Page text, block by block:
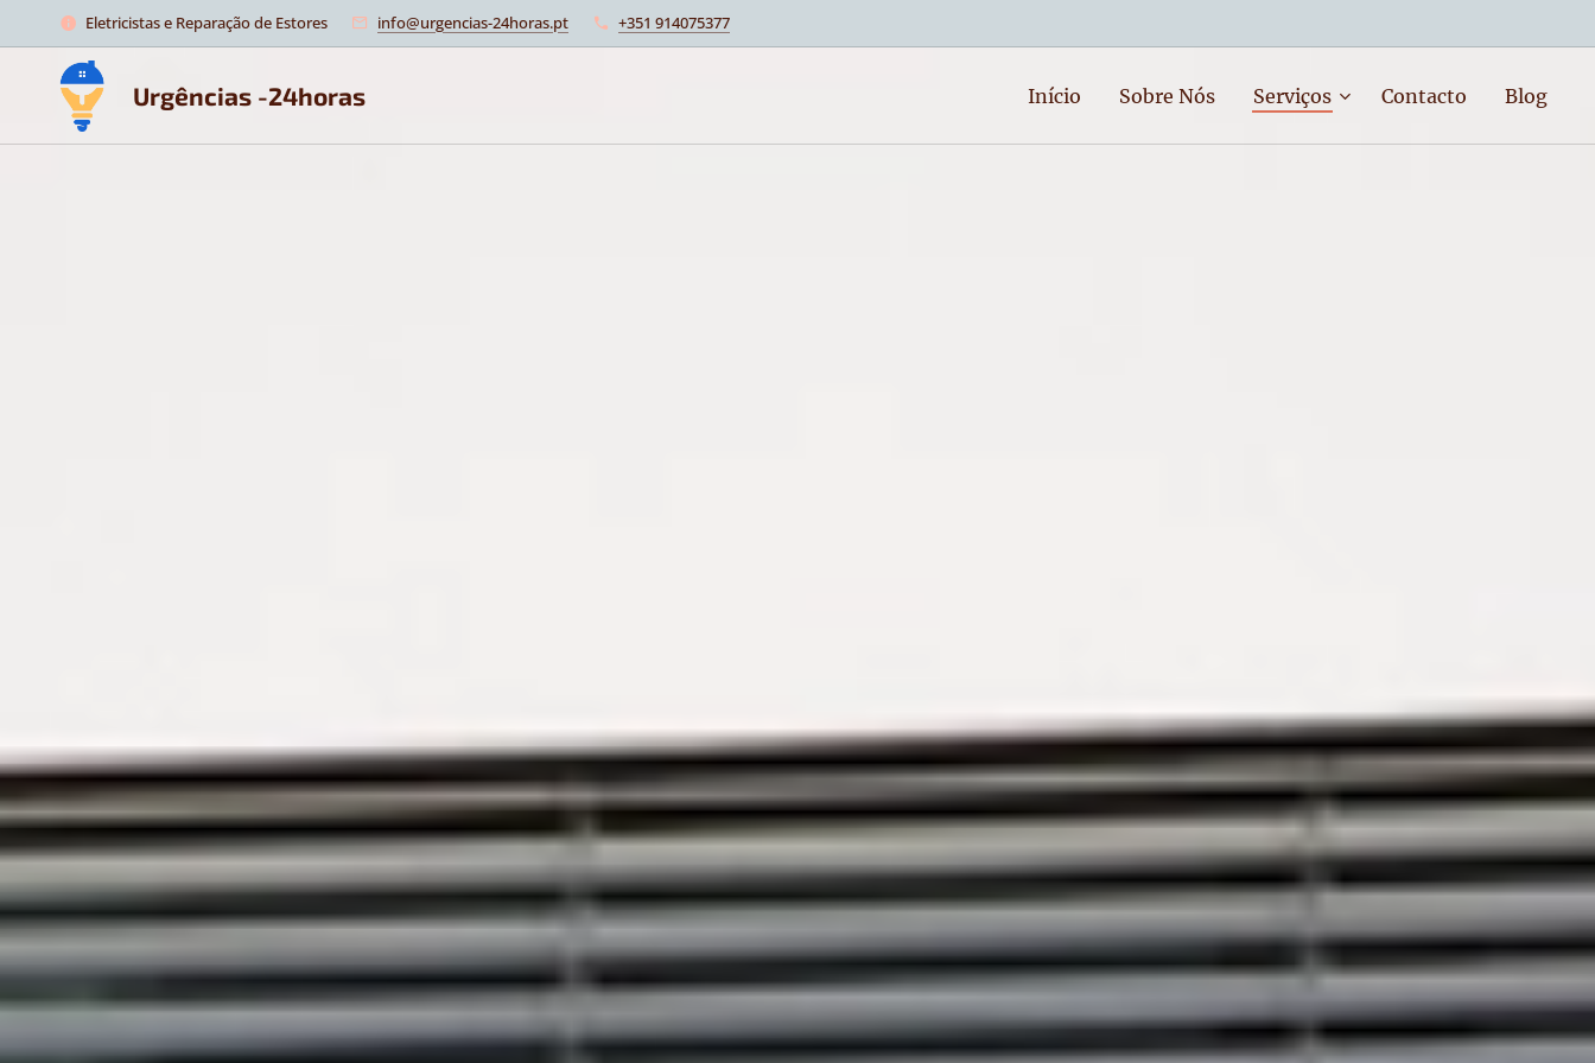
Eletricistas e Reparação de Estores info@urgencias-24horas.pt +351 914075377
Urgências -24horas Início Sobre Nós Serviços Contacto Blog